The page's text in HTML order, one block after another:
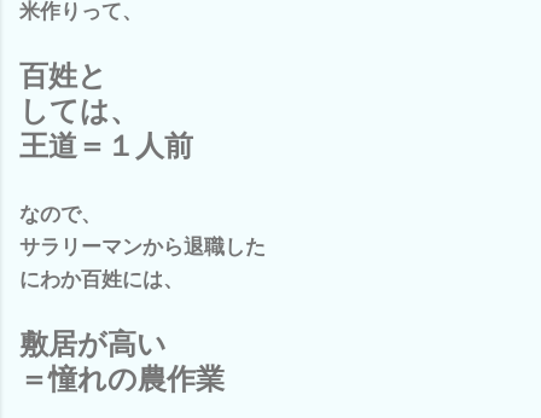
米作りって、
百姓と
しては、
王道＝１人前
なので、
サラリーマンから退職した
にわか百姓には、
敷居が高い
＝憧れの農作業